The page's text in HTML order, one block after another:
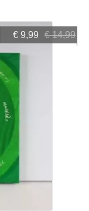
€14,99
initial
était :
€ 14,99.
€ 9,99
Le
actuel
est :
€ 9,99.